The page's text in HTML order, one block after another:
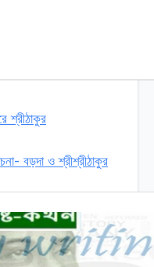
শ্রীঠাকুর
বড়দা ও শ্রীশ্রীঠাকুর